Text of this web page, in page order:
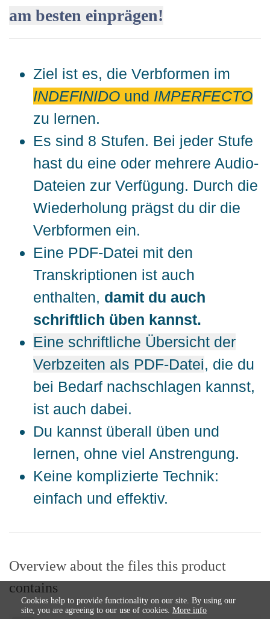
am besten einprägen!
Ziel ist es, die Verbformen im
INDEFINIDO und IMPERFECTO
zu lernen.
Es sind 8 Stufen. Bei jeder Stufe
hast du eine oder mehrere Audio-
Dateien zur Verfügung. Durch die
Wiederholung prägst du dir die
Verbformen ein.
Eine PDF-Datei mit den
Transkriptionen ist auch
enthalten, damit du auch
schriftlich üben kannst.
Eine schriftliche Übersicht der
Verbzeiten als PDF-Datei, die du
bei Bedarf nachschlagen kannst,
ist auch dabei.
Du kannst überall üben und
lernen, ohne viel Anstrengung.
Keine komplizierte Technik:
einfach und effektiv.
Overview about the files this product
contains
Cookies help to provide functionality on our site. By using our
site, you are agreeing to our use of cookies. More info